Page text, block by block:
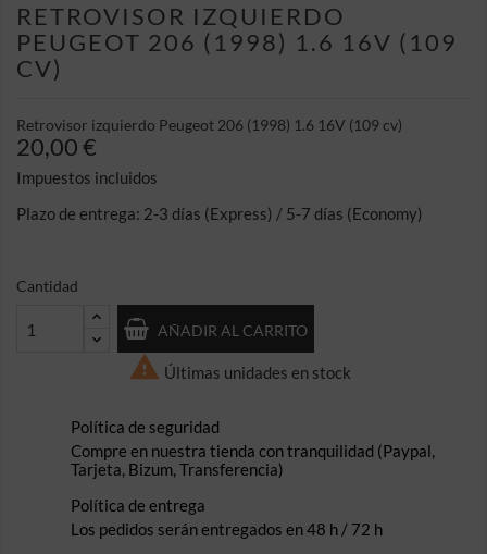
RETROVISOR IZQUIERDO
PEUGEOT 206 (1998) 1.6 16V (109
CV)
Retrovisor izquierdo Peugeot 206 (1998) 1.6 16V (109 cv)
20,00 €
Impuestos incluidos
Plazo de entrega: 2-3 días (Express) / 5-7 días (Economy)
Cantidad
AÑADIR AL CARRITO
 Últimas unidades en stock
Política de seguridad
Compre en nuestra tienda con tranquilidad (Paypal,
Tarjeta, Bizum, Transferencia)
Política de entrega
Los pedidos serán entregados en 48 h / 72 h